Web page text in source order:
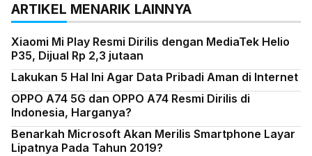
ARTIKEL MENARIK LAINNYA
Xiaomi Mi Play Resmi Dirilis dengan MediaTek Helio
P35, Dijual Rp 2,3 jutaan
Lakukan 5 Hal Ini Agar Data Pribadi Aman di Internet
OPPO A74 5G dan OPPO A74 Resmi Dirilis di
Indonesia, Harganya?
Benarkah Microsoft Akan Merilis Smartphone Layar
Lipatnya Pada Tahun 2019?